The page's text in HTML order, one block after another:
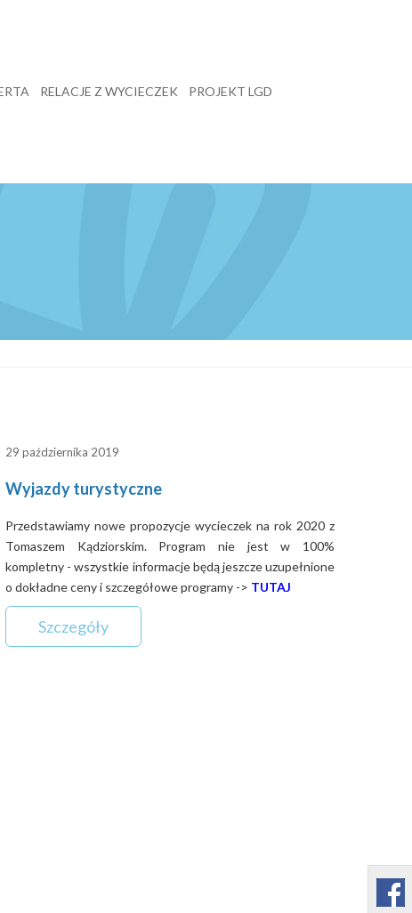
RELACJE Z WYCIECZEK PROJEKT LGD
29 października 2019
Wyjazdy turystyczne
Przedstawiamy nowe propozycje wycieczek na rok 2020 z
Tomaszem Kądziorskim. Program nie jest w 100%
kompletny - wszystkie informacje będą jeszcze uzupełnione
o dokładne ceny i szczegółowe programy -> TUTAJ
Szczegóły